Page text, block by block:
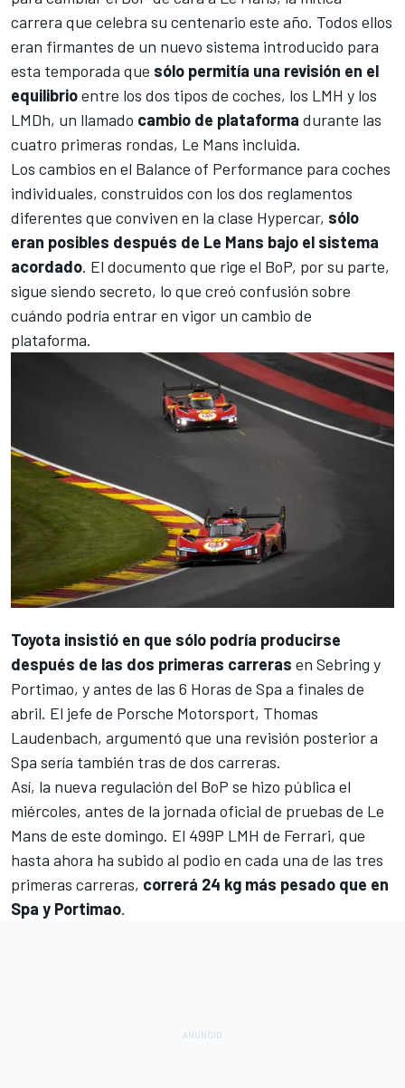
carrera que celebra su centenario este año. Todos ellos
eran firmantes de un nuevo sistema introducido para
esta temporada que sólo permitía una revisión en el
equilibrioentre los dos tipos de coches, los LMH y los
LMDh, un llamado cambio de plataforma durante las
cuatro primeras rondas, Le Mans incluida.
Los cambios en el Balance of Performance para coches
individuales, construidos con los dos reglamentos
diferentes que conviven en la clase Hypercar, sólo
eran posibles después de Le Mans bajo el sistema
acordado. El documento que rige el BoP, por su parte,
sigue siendo secreto, lo que creó confusión sobre
cuándo podría entrar en vigor un cambio de
plataforma.
Toyota insistió en que sólo podría producirse
después de las dos primeras carreras en Sebring y
Portimao, y antes de las 6 Horas de Spa a finales de
abril. El jefe de Porsche Motorsport, Thomas
Laudenbach, argumentó que una revisión posterior a
Spa sería también tras de dos carreras.
Así, la nueva regulación del BoP se hizo pública el
miércoles, antes de la jornada oficial de pruebas de Le
Mans de este domingo. El 499P LMH de Ferrari, que
hasta ahora ha subido al podio en cada una de las tres
primeras carreras, correrá 24 kg más pesado que en
Spa y Portimao.